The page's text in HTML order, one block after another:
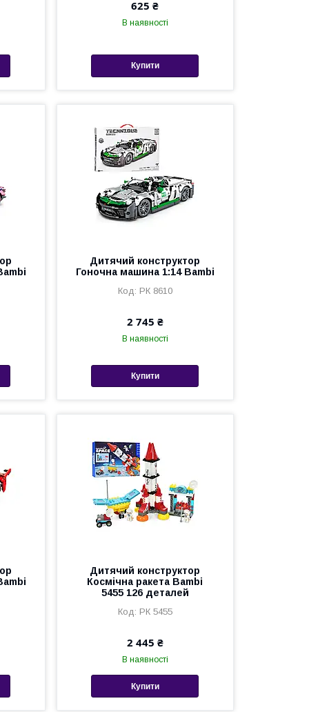
625 ₴
В наявності
Купити
Дитячий конструктор
Гоночна машина 1:14 Bambi
РК 8610
2 745 ₴
В наявності
Купити
Дитячий конструктор
Космічна ракета Bambi
5455 126 деталей
РК 5455
2 445 ₴
В наявності
Купити